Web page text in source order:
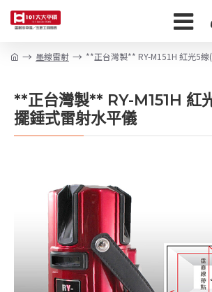
墨線雷射 **正台灣製** RY-M151H 紅光5
**正台灣製** RY-M151H 紅
擺錘式雷射水平儀